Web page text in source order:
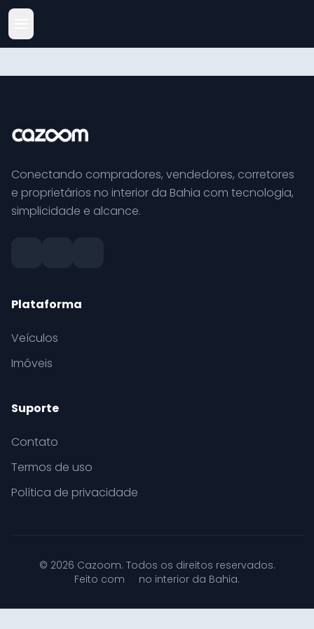
Conectando compradores, vendedores, corretores
e proprietários no interior da Bahia com tecnologia,
simplicidade e alcance.
Plataforma
Veículos
Imóveis
Suporte
Contato
Termos de uso
Política de privacidade
© 2026 Cazoom. Todos os direitos reservados.
Feito com
no interior da Bahia.